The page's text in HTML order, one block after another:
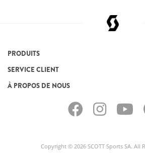
PRODUITS
SERVICE CLIENT
À PROPOS DE NOUS
Copyright © 2026 SCOTT Sports SA. All